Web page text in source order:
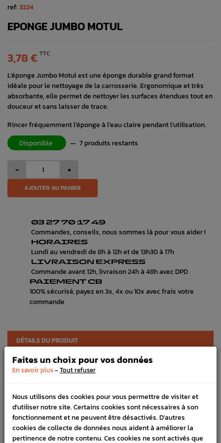
ref:3224
EPONGE JUMBO MOTUL
3,78 € TTC
L’éponge Jumbo Motul est une éponge durable grand format
idéale pour le nettoyage de la carrosserie. Ergonomique et très
absorbante, elle permet de nettoyer les surfaces étendues tout en
douceur et sans laisser de trace.
Rincer fréquemment l’éponge à l’eau claire pendant l’utilisation.
Disponible
— 7 produits restants
- +
AJOUTER AU PANIER
03 27 70 17 49
Commandes, conseils, nous sommes là pour vous aider !
HORAIRES
Lundi au vendredi de 8h à 12h et de 13h30 à 17h
LIVRAISON EXPRESS
Commande avant 12h, livraison 24h à 48h avec DPD
PAIEMENT CB
100% sécurisé, payez en 3x, 4x ou 10x avec frais votre
commande
DÉTAILS DU PRODUIT
LIVRAISON
Référence :3224
En stock :7
FICHE TECHNIQUE
Faites un choix pour vos données
En savoir plus- Tout refuser
Nous utilisons des cookies pour vous permettre de visiter et
d'utiliser notre site. Certains cookies sont nécessaires à son
fonctionnement et ne peuvent être désactivés. D'autres
cookies de collecte de données nous aident à améliorer la
pertinence de notre contenu. Ces cookies ne sont activés que